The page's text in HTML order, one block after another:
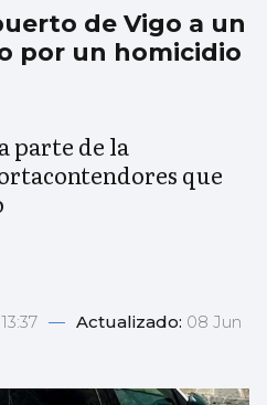
de Vigo a un
por un homicidio
parte de la
que
— Actualizado: 08 Jun